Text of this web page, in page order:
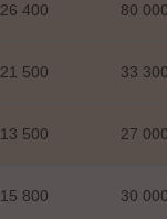
26 400 80
21 500 33
13 500 27
15 800 30